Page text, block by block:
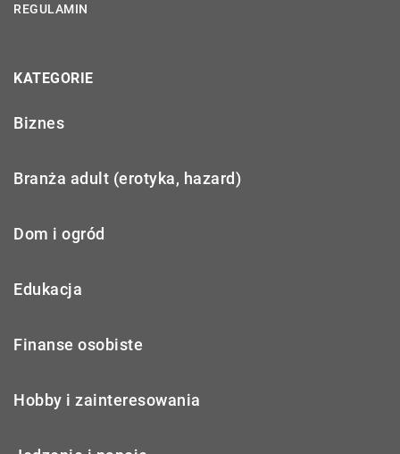
REGULAMIN
KATEGORIE
Biznes
Branża adult (erotyka, hazard)
Dom i ogród
Edukacja
Finanse osobiste
Hobby i zainteresowania